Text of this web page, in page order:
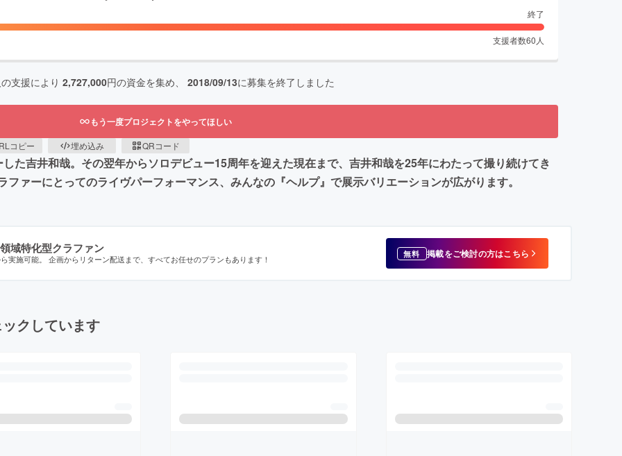
終了
支援者数60人
支援により 2,727,000円の資金を集め、 2018/09/13に募集を終了しました
もう一度プロジェクトをやってほしい
コピー 埋め込み QRコード
た吉井和哉。その翌年からソロデビュー15周年を迎えた現在まで、吉井和哉を25年にわたって撮り続けてき
ァーにとってのライヴパーフォーマンス、みんなの『ヘルプ』で展示バリエーションが広がります。
域特化型クラファン
実施可能。 企画からリターン配送まで、すべてお任せのプランもあります！ 無料 掲載をご検討の方はこちら
クしています